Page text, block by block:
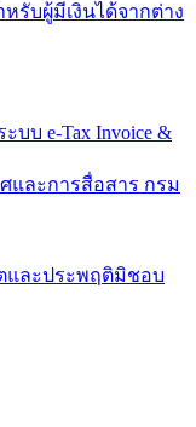
รับผู้มีเงินได้จากต่าง
บบ e-Tax Invoice &
และการสื่อสาร กรม
และประพฤติมิชอบ